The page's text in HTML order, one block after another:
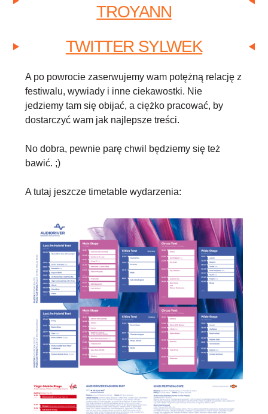
TROYANN
TWITTER SYLWEK
A po powrocie zaserwujemy wam potężną relację z
festiwalu, wywiady i inne ciekawostki. Nie
jedziemy tam się obijać, a ciężko pracować, by
dostarczyć wam jak najlepsze treści.
No dobra, pewnie parę chwil będziemy się też
bawić. ;)
A tutaj jeszcze timetable wydarzenia: